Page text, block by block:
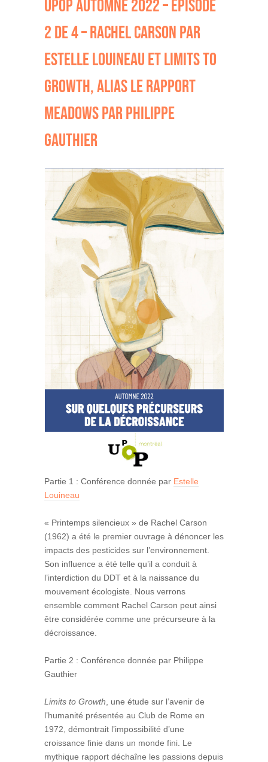
UPOP AUTOMNE 2022 – ÉPISODE
2 DE 4 – RACHEL CARSON PAR
ESTELLE LOUINEAU ET LIMITS TO
GROWTH, ALIAS LE RAPPORT
MEADOWS PAR PHILIPPE
GAUTHIER
Partie 1 : Conférence donnée par Estelle
Louineau
« Printemps silencieux » de Rachel Carson
(1962) a été le premier ouvrage à dénoncer les
impacts des pesticides sur l’environnement.
Son influence a été telle qu’il a conduit à
l’interdiction du DDT et à la naissance du
mouvement écologiste. Nous verrons
ensemble comment Rachel Carson peut ainsi
être considérée comme une précurseure à la
décroissance.
Partie 2 : Conférence donnée par Philippe
Gauthier
Limits to Growth , une étude sur l’avenir de
l’humanité présentée au Club de Rome en
1972, démontrait l’impossibilité d’une
croissance finie dans un monde fini. Le
mythique rapport déchaîne les passions depuis